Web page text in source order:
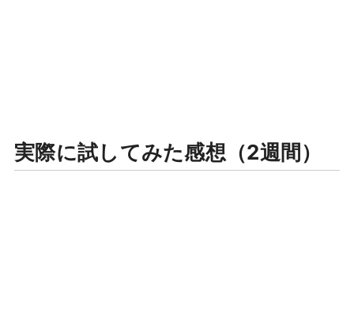
実際に試してみた感想（2週間）